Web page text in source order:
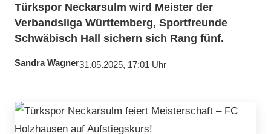
Türkspor Neckarsulm wird Meister der
Verbandsliga Württemberg, Sportfreunde
Schwäbisch Hall sichern sich Rang fünf.
Sandra Wagner31.05.2025, 17:01 Uhr